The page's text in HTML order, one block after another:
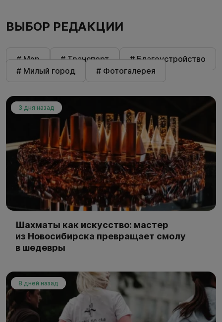
ВЫБОР РЕДАКЦИИ
# Мэр # Транспорт
# Благоустройство
# Милый город
# Фотогалерея
3 дня назад
Шахматы как искусство: мастер
из Новосибирска превращает смолу
в шедевры
8 дней назад